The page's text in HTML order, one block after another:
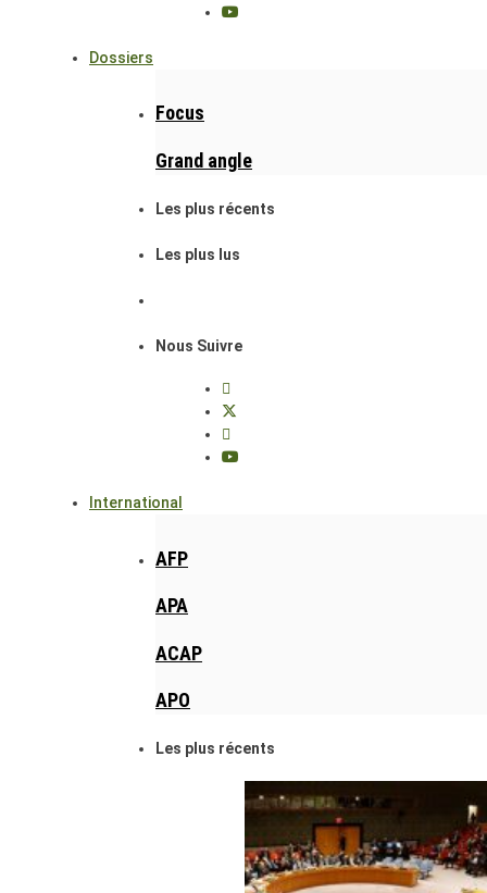
Dossiers
Focus
Grand angle
Les plus récents
Les plus lus
Nous Suivre
International
AFP
APA
ACAP
APO
Les plus récents